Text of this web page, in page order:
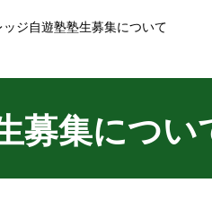
ジ自遊塾塾生募集について
募集につい